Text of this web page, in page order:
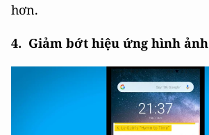
hơn.
4. Giảm bớt hiệu ứng hình ảnh